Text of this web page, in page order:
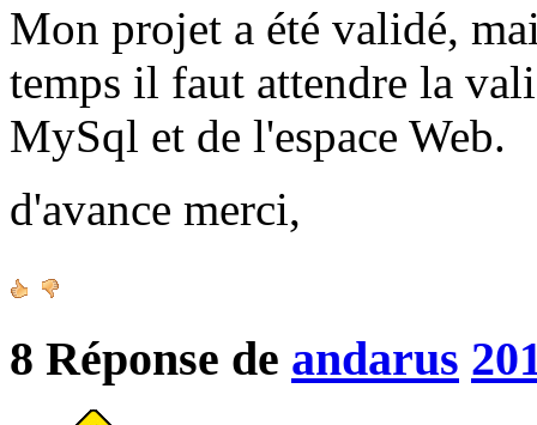
Mon projet a été validé,
temps il faut attendre la
MySql et de l'espace Web.
d'avance merci,
8 Réponse de andarus